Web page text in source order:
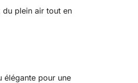
du plein air tout en
élégante pour une